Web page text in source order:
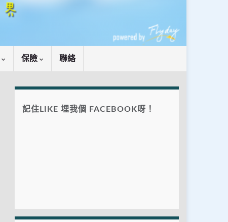
保險 聯絡
記住LIKE 埋我個 FACEBOOK呀！